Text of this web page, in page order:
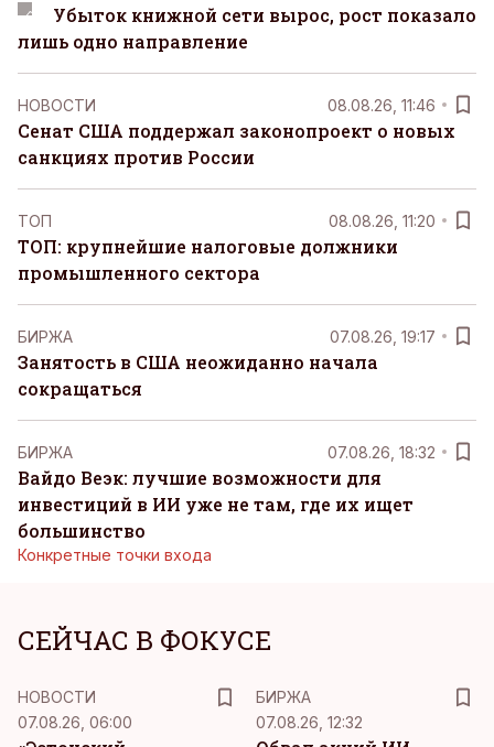
Убыток книжной сети вырос, рост показало
лишь одно направление
НОВОСТИ 08.08.26, 11:46
Сенат США поддержал законопроект о новых
санкциях против России
ТОП 08.08.26, 11:20
ТОП: крупнейшие налоговые должники
промышленного сектора
БИРЖА 07.08.26, 19:17
Занятость в США неожиданно начала
сокращаться
БИРЖА 07.08.26, 18:32
Вайдо Веэк: лучшие возможности для
инвестиций в ИИ уже не там, где их ищет
большинство
Конкретные точки входа
СЕЙЧАС В ФОКУСЕ
НОВОСТИ
07.08.26, 06:00
БИРЖА
07.08.26, 12:32